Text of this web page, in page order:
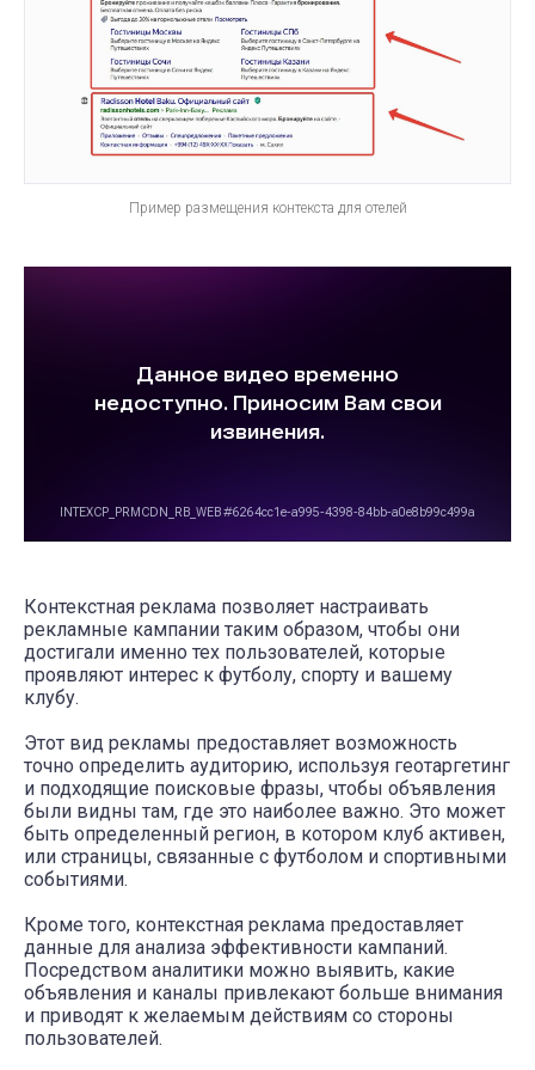
Пример размещения контекста для отелей
Контекстная реклама позволяет настраивать
рекламные кампании таким образом, чтобы они
достигали именно тех пользователей, которые
проявляют интерес к футболу, спорту и вашему
клубу.
Этот вид рекламы предоставляет возможность
точно определить аудиторию, используя геотаргетинг
и подходящие поисковые фразы, чтобы объявления
были видны там, где это наиболее важно. Это может
быть определенный регион, в котором клуб активен,
или страницы, связанные с футболом и спортивными
событиями.
Кроме того, контекстная реклама предоставляет
данные для анализа эффективности кампаний.
Посредством аналитики можно выявить, какие
объявления и каналы привлекают больше внимания
и приводят к желаемым действиям со стороны
пользователей.